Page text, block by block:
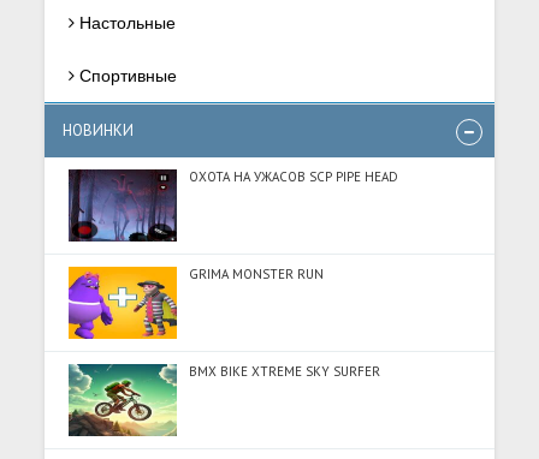
Настольные
Спортивные
НОВИНКИ
ОХОТА НА УЖАСОВ SCP PIPE HEAD
GRIMA MONSTER RUN
BMX BIKE XTREME SKY SURFER